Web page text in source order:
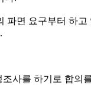
면 요구부터 하
사를 하기로 합